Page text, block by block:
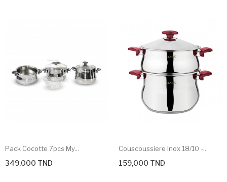
Pack Cocotte 7pcs My...
349,000 TND
Couscoussiere Inox 18/10 -...
159,000 TND